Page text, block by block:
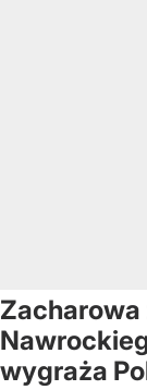
Zacharowa
wygraża